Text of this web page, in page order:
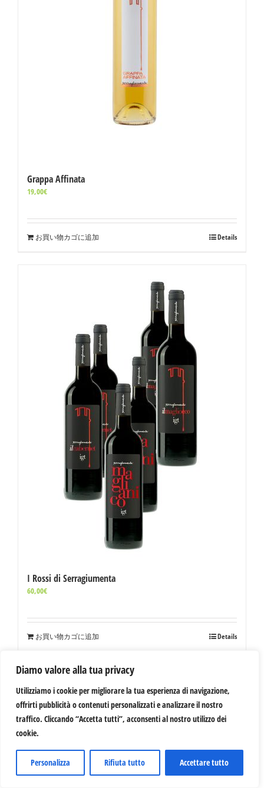
Diamo valore alla tua privacy
Utilizziamo i cookie per migliorare la tua esperienza di navigazione,
offrirti pubblicità o contenuti personalizzati e analizzare il nostro
traffico. Cliccando “Accetta tutti”, acconsenti al nostro utilizzo dei
cookie.
Personalizza Rifiuta tutto Accettare tutto
Grappa Affinata
19,00€
お買い物カゴに追加 Details
I Rossi di Serragiumenta
60,00€
お買い物カゴに追加 Details